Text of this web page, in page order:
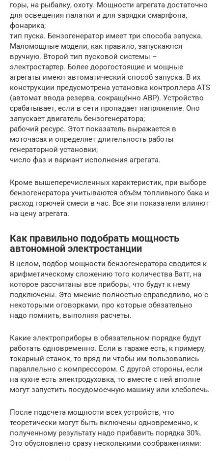
горы, на рыбалку, охоту. Мощности агрегата достаточно
для освещения палатки и для зарядки смартфона,
фонарика;
тип пуска. Бензогенератор имеет три способа запуска.
Маломощные модели, как правило, запускаются
вручную. Второй тип пусковой системы –
электростартер. Более дорогостоящие и мощные
агрегаты имеют автоматический способ запуска. В их
конструкции предусмотрена установка контроллера ATS
(автомат ввода резерва, сокращённо АВР). Устройство
срабатывает, если в сети пропадает напряжение. Оно
запускает двигатель бензогенератора;
рабочий ресурс. Этот показатель выражается в
моточасах и определяет длительность работы
генераторной установки;
число фаз и вариант исполнения агрегата.
Кроме вышеперечисленных характеристик, при выборе
бензогенератора учитываются объём топливного бака и
расход горючей смеси в час. Все эти показатели влияют
на цену агрегата.
Как правильно подобрать мощность
автономной электростанции
В целом, подбор мощности бензогенератора сводится к
арифметическому сложению того количества Ватт, на
которое рассчитаны все приборы, что будут к нему
подключены. Это мнение полностью справедливо, но с
некоторыми оговорками, про которые обязательно
надо помнить, выполняя расчеты.
Какие электроприборы в обязательном порядке будут
работать одновременно. Если в гараже есть, к примеру,
токарный станок, то вряд ли чтобы им пользовались
параллельно с компрессором. С другой стороны, если
на кухне есть электродуховка, то вместе с ней вполне
могут запустить посудомоечную машину или хлебопечь.
После подсчета мощности всех устройств, что
теоретически могут быть включены одновременно, к
полученному результату надо прибавить порядка 30%.
Это обусловлено сразу несколькими соображениями: